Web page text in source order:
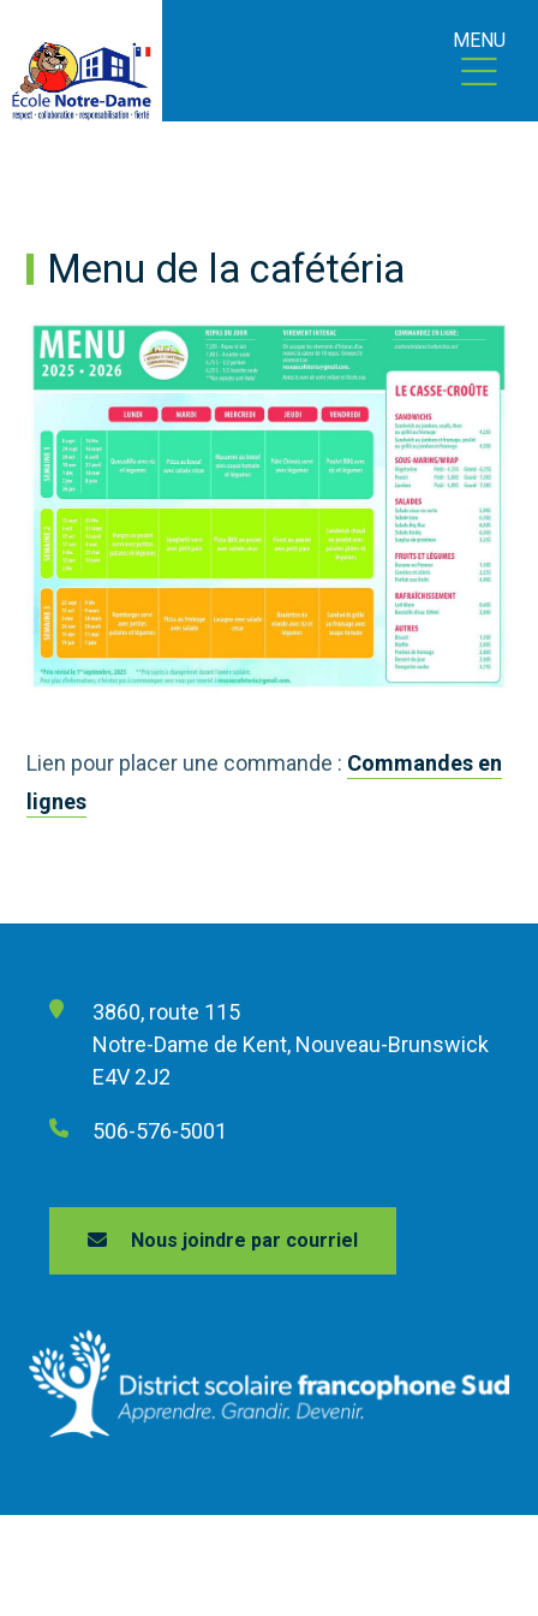
MENU
Menu de la cafétéria
Lien pour placer une commande : Commandes en
lignes
3860, route 115
Notre-Dame de Kent, Nouveau-Brunswick
E4V 2J2
506-576-5001
Nous joindre par courriel